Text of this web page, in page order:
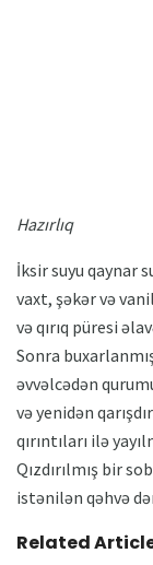
Hazırlıq
İksir suyu qaynar
vaxt, şəkər və
və qırıq püresi
Sonra
əvvəlcədən
və yenidən
qırıntıları ilə
Qızdırılmış bir
istənilən qəhvə
Related